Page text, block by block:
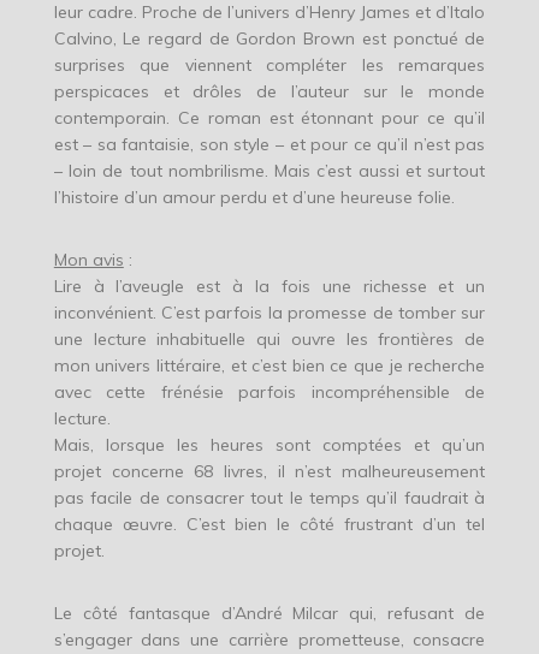
leur cadre. Proche de l’univers d’Henry James et d’Italo
Calvino, Le regard de Gordon Brown est ponctué de
surprises que viennent compléter les remarques
perspicaces et drôles de l’auteur sur le monde
contemporain. Ce roman est étonnant pour ce qu’il
est – sa fantaisie, son style – et pour ce qu’il n’est pas
– loin de tout nombrilisme. Mais c’est aussi et surtout
l’histoire d’un amour perdu et d’une heureuse folie.
Mon avis :
Lire à l’aveugle est à la fois une richesse et un
inconvénient. C’est parfois la promesse de tomber sur
une lecture inhabituelle qui ouvre les frontières de
mon univers littéraire, et c’est bien ce que je recherche
avec cette frénésie parfois incompréhensible de
lecture.
Mais, lorsque les heures sont comptées et qu’un
projet concerne 68 livres, il n’est malheureusement
pas facile de consacrer tout le temps qu’il faudrait à
chaque œuvre. C’est bien le côté frustrant d’un tel
projet.
Le côté fantasque d’André Milcar qui, refusant de
s’engager dans une carrière prometteuse, consacre